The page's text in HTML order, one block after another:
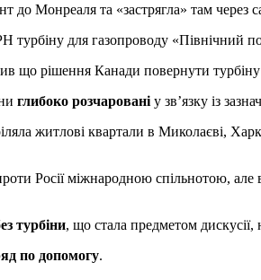
Монреаля та «застрягла» там через
турбіну для газопроводу «Північний
що рішення Канади повернути
глибоко розчаровані у зв’язку із
житлові квартали в Миколаєві,
Росії міжнародною спільнотою,
турбіни, що стала предметом дискусії,
по допомогу.